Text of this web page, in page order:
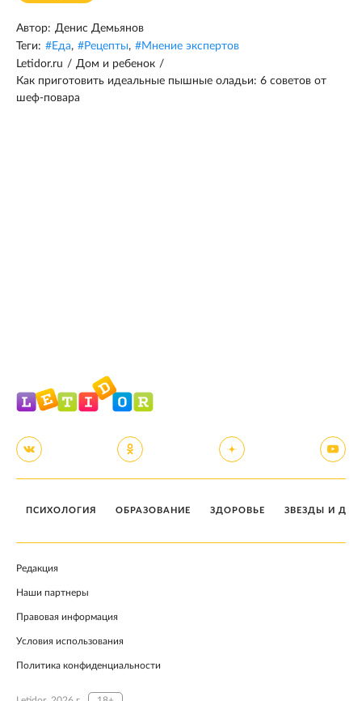
Автор: Денис Демьянов
Теги: #Еда, #Рецепты, #Мнение экспертов
Letidor.ru / Дом и ребенок /
Как приготовить идеальные пышные оладьи: 6 советов от
шеф-повара
ПСИХОЛОГИЯ ОБРАЗОВАНИЕ ЗДОРОВЬЕ ЗВЕЗДЫ И
Редакция
Наши партнеры
Правовая информация
Условия использования
Политика конфиденциальности